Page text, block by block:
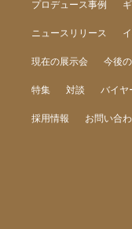
プロデュース事例
ニュースリリース
現在の展示会 今後
特集 対談 バイヤ
採用情報 お問い合